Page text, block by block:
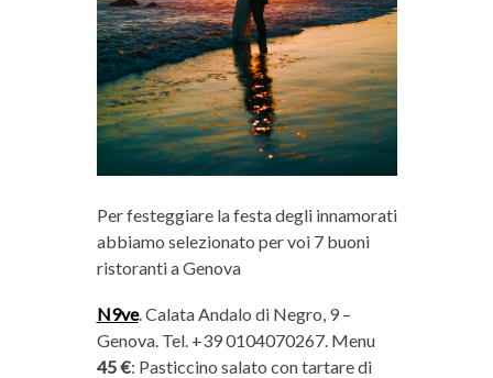
Per festeggiare la festa degli innamorati
abbiamo selezionato per voi 7 buoni
ristoranti a Genova
N9ve. Calata Andalo di Negro, 9 –
Genova. Tel. +39 0104070267. Menu
45 €: Pasticcino salato con tartare di